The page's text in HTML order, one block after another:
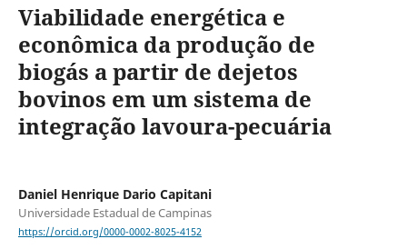
Viabilidade energética e
econômica da produção de
biogás a partir de dejetos
bovinos em um sistema de
integração lavoura-pecuária
Daniel Henrique Dario Capitani
Universidade Estadual de Campinas
https://orcid.org/0000-0002-8025-4152